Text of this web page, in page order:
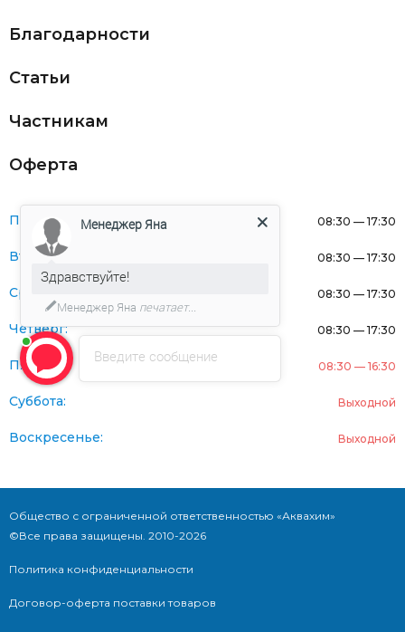
Благодарности
Статьи
Частникам
Оферта
Понедельник: 08:30 — 17:30
Вторник: 08:30 — 17:30
Среда: 08:30 — 17:30
Четверг: 08:30 — 17:30
Пятница: 08:30 — 16:30
Суббота: Выходной
Воскресенье: Выходной
Общество с ограниченной ответственностью «Аквахим»
©Все права защищены. 2010-2026
Политика конфиденциальности
Договор-оферта поставки товаров
Введите сообщение
Менеджер Яна
Здравствуйте!
Менеджер Яна печатает...